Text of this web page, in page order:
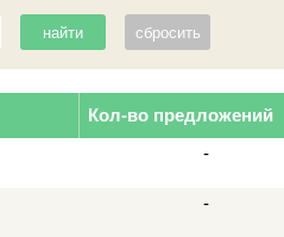
Кол-во предложений
-
-